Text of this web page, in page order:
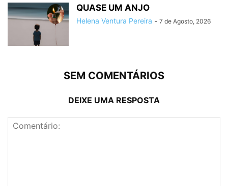
QUASE UM ANJO
Helena Ventura Pereira - 7 de Agosto, 2026
SEM COMENTÁRIOS
DEIXE UMA RESPOSTA